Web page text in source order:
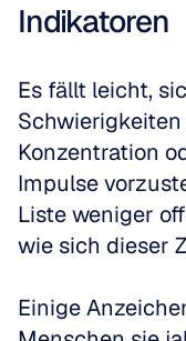
Indikatoren
Es fällt leicht,
Konzentration
Impulse
Liste weniger
wie sich dieser
Einige